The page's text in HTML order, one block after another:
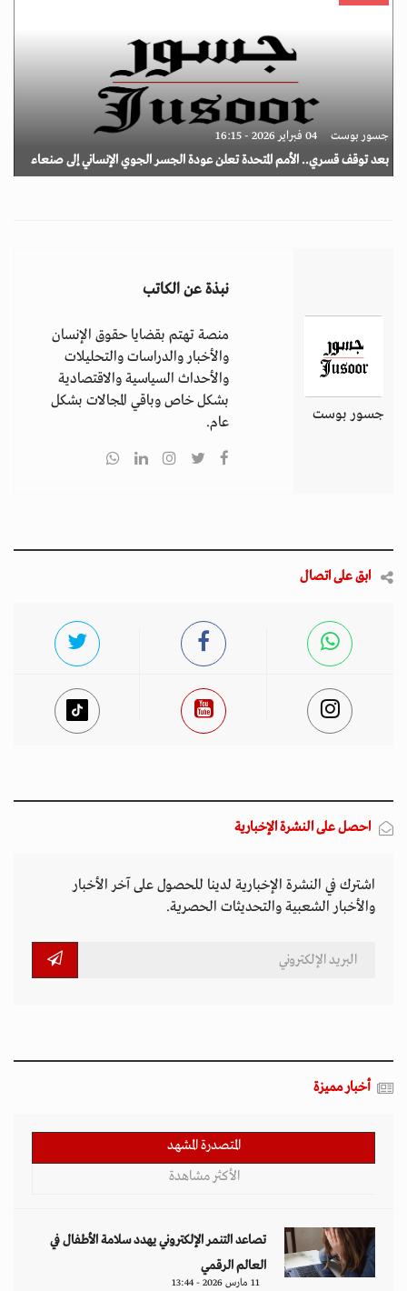
جسور بوست 04 فبراير 2026 - 16:15
بعد توقف قسري.. الأمم المتحدة تعلن عودة الجسر الجوي الإنساني إلى صنعاء
جسور بوست
نبذة عن الكاتب
منصة تهتم بقضايا حقوق الإنسان
والأخبار والدراسات والتحليلات
والأحداث السياسية والاقتصادية
بشكل خاص وباقي المجالات بشكل
عام.
ابق على اتصال
احصل على النشرة الإخبارية
اشترك في النشرة الإخبارية لدينا للحصول على آخر الأخبار
والأخبار الشعبية والتحديثات الحصرية.
أخبار مميزة
المتصدرة المشهد
الأكثر مشاهدة
تصاعد التنمر الإلكتروني يهدد سلامة الأطفال في
العالم الرقمي
11 مارس 2026 - 13:44